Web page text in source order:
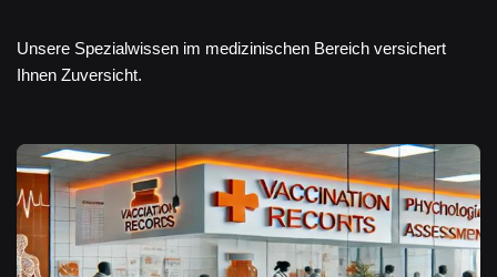
Unsere Spezialwissen im medizinischen Bereich versichert
Ihnen Zuversicht.